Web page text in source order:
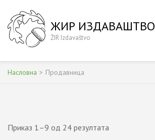
content
(Press
ЖИР ИЗДАВАШТВО
ŽIR Izdavaštvo
Насловна > Продавница
Приказ 1–9 од 24 резултата